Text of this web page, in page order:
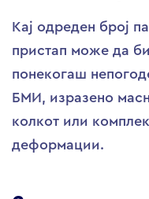
Кај одреден број
пристап може да
понекогаш
БМИ, изразено
колкот или
деформации.